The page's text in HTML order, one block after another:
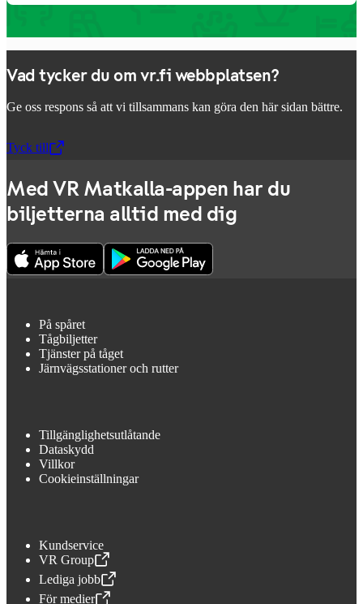
Vad tycker du om vr.fi webbplatsen?
Ge oss respons så att vi tillsammans kan göra den här sidan bättre.
Tyck till
,Öppnas i en ny flik
Med VR Matkalla-appen har du
biljetterna alltid med dig
På spåret
Tågbiljetter
Tjänster på tåget
Järnvägsstationer och rutter
Tillgänglighetsutlåtande
Dataskydd
Villkor
Cookieinställningar
Kundservice
VR Group
,Öppnas i en ny flik
Lediga jobb
,Öppnas i en ny flik
För medier
,Öppnas i en ny flik